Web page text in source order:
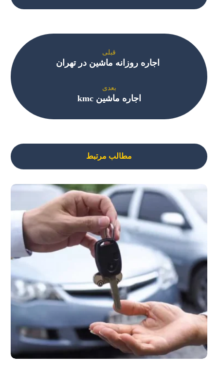
قبلی
اجاره روزانه ماشین در تهران
بعدی
اجاره ماشین kmc
مطالب مرتبط